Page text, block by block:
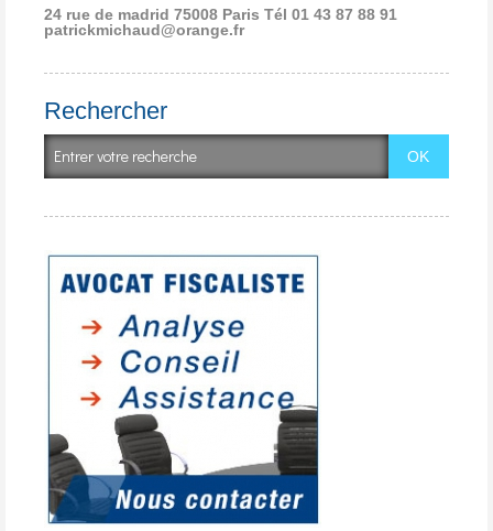
24 rue de madrid 75008 Paris Tél 01 43 87 88 91
patrickmichaud@orange.fr
Rechercher